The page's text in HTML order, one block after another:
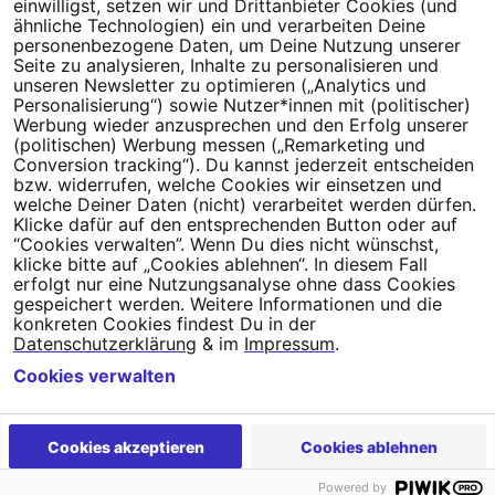
Millionen Menschen an.
Newsletter bestellen
Campact e.V.
IBAN DE95 2‍5‍1‍2 0‍5‍1‍0 6‍9‍8‍0 0‍0‍0‍0 0‍0
SozialBank
Direkt online spenden
NewsletterHilfe und
FAQKontakt DatenschutzImpressumCookie Einstellungen
einwilligst, setzen wir und Drittanbieter Cookies (und
ähnliche Technologien) ein und verarbeiten Deine
personenbezogene Daten, um Deine Nutzung unserer
Seite zu analysieren, Inhalte zu personalisieren und
unseren Newsletter zu optimieren („Analytics und
Personalisierung“) sowie Nutzer*innen mit (politischer)
Werbung wieder anzusprechen und den Erfolg unserer
(politischen) Werbung messen („Remarketing und
Conversion tracking“). Du kannst jederzeit entscheiden
bzw. widerrufen, welche Cookies wir einsetzen und
welche Deiner Daten (nicht) verarbeitet werden dürfen.
Klicke dafür auf den entsprechenden Button oder auf
“Cookies verwalten”. Wenn Du dies nicht wünschst,
klicke bitte auf „Cookies ablehnen“. In diesem Fall
erfolgt nur eine Nutzungsanalyse ohne dass Cookies
gespeichert werden. Weitere Informationen und die
konkreten Cookies findest Du in der
Datenschutzerklärung & im Impressum.
Cookies akzeptieren Cookies ablehnen
Cookies verwalten
Powered by